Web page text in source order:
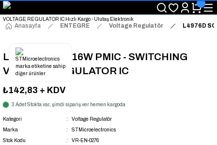
"Saat 14:00'a Kadar Verilen Siparişlerde Aynı Gün Kargo Avantajı!
"Binlerce Ürün Çeşitliliği ile Stoktan Hemen Teslim."
"Toptan Fiyatına Perakende Satış Avantajını Kaçırmayın!"
Anasayfa ENTEGRE Voltage Regulatör L4976D
L4976D SOIC-16W PMIC - SWITCHING
VOLTAGE REGULATOR IC
₺142,83 + KDV
3 Adet Stokta var, şimdi sipariş ver hemen kargoda
Kategori
Voltage Regulatör
Marka
STMicroelectronics
Stok Kodu
VR-EN-0276